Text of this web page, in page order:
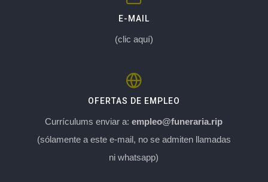
E-MAIL
(clic aquí)
OFERTAS DE EMPLEO
Currículums enviar a:empleo@funeraria.rip
(sólamente a este e-mail, no se admiten llamadas
ni whatsapp)